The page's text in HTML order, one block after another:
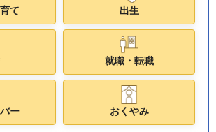
て 出生
就職・転職
ー おくやみ